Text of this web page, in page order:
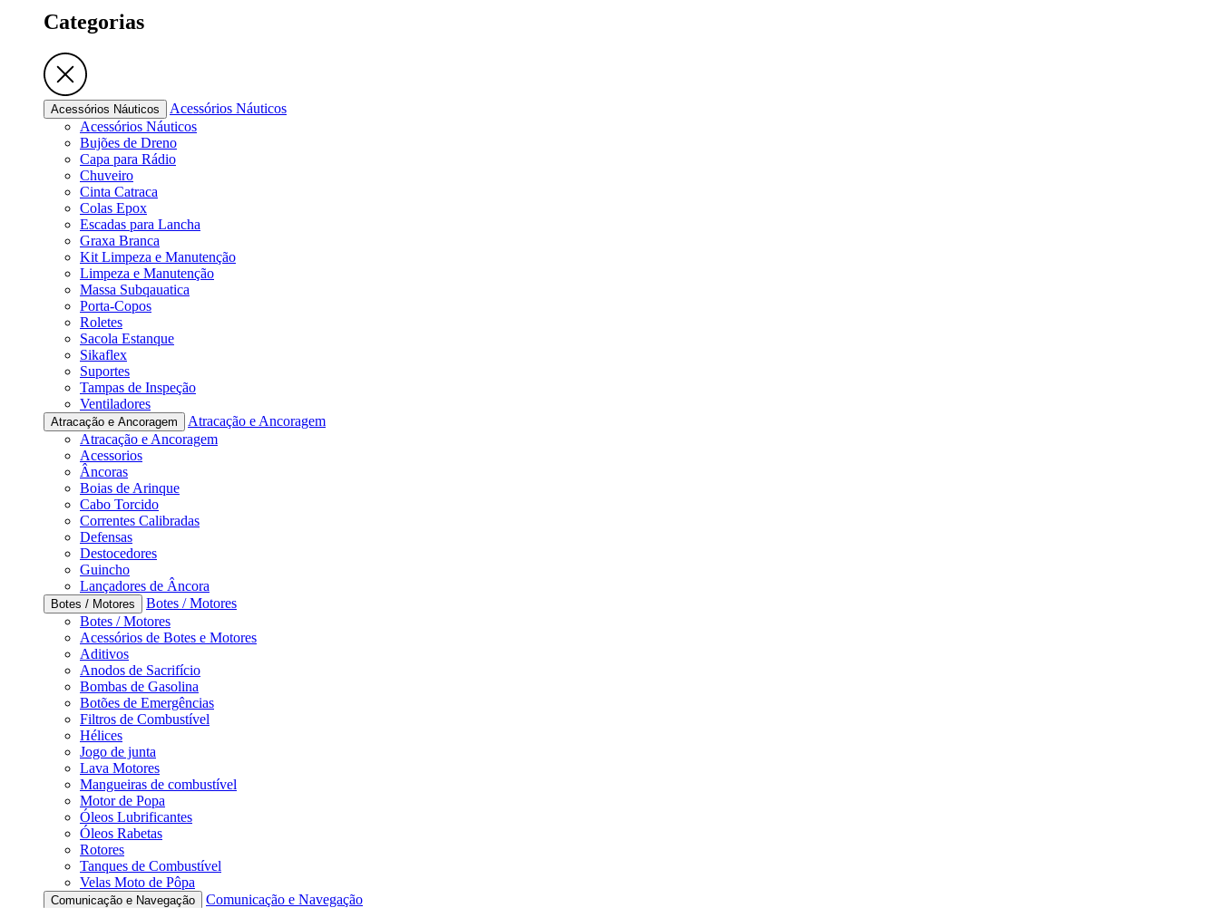
Categorias
Acessórios Náuticos
Acessórios Náuticos
Acessórios Náuticos
Bujões de Dreno
Capa para Rádio
Chuveiro
Cinta Catraca
Colas Epox
Escadas para Lancha
Graxa Branca
Kit Limpeza e Manutenção
Limpeza e Manutenção
Massa Subqauatica
Porta-Copos
Roletes
Sacola Estanque
Sikaflex
Suportes
Tampas de Inspeção
Ventiladores
Atracação e Ancoragem
Atracação e Ancoragem
Atracação e Ancoragem
Acessorios
Âncoras
Boias de Arinque
Cabo Torcido
Correntes Calibradas
Defensas
Destocedores
Guincho
Lançadores de Âncora
Botes / Motores
Botes / Motores
Botes / Motores
Acessórios de Botes e Motores
Aditivos
Anodos de Sacrifício
Bombas de Gasolina
Botões de Emergências
Filtros de Combustível
Hélices
Jogo de junta
Lava Motores
Mangueiras de combustível
Motor de Popa
Óleos Lubrificantes
Óleos Rabetas
Rotores
Tanques de Combustível
Velas Moto de Pôpa
Comunicação e Navegação
Comunicação e Navegação